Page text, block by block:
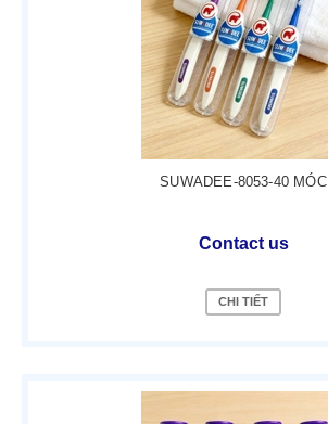
SUWADEE-8053-40 MÓC
Contact us
CHI TIẾT